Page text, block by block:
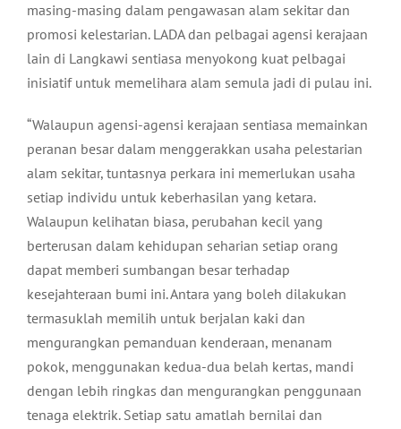
masing-masing dalam pengawasan alam sekitar dan
promosi kelestarian. LADA dan pelbagai agensi kerajaan
lain di Langkawi sentiasa menyokong kuat pelbagai
inisiatif untuk memelihara alam semula jadi di pulau ini.
“Walaupun agensi-agensi kerajaan sentiasa memainkan
peranan besar dalam menggerakkan usaha pelestarian
alam sekitar, tuntasnya perkara ini memerlukan usaha
setiap individu untuk keberhasilan yang ketara.
Walaupun kelihatan biasa, perubahan kecil yang
berterusan dalam kehidupan seharian setiap orang
dapat memberi sumbangan besar terhadap
kesejahteraan bumi ini. Antara yang boleh dilakukan
termasuklah memilih untuk berjalan kaki dan
mengurangkan pemanduan kenderaan, menanam
pokok, menggunakan kedua-dua belah kertas, mandi
dengan lebih ringkas dan mengurangkan penggunaan
tenaga elektrik. Setiap satu amatlah bernilai dan